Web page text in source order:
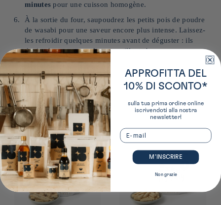
minutes pour une cuisson homogène.
À la sortie du four, saupoudrez les petits pois de poudre
de wasabi pour une saveur encore plus intense. Laissez-
les refroidir quelques minutes avant de déguster : ils
deviendront encore plus croustillants !
I nostri consigli per questa ricetta:
APPROFITTA DEL
10% DI SCONTO*
sulla tua prima ordine online
iscrivendoti alla nostra
newsletter!
Email
M’INSCRIRE
Non grazie